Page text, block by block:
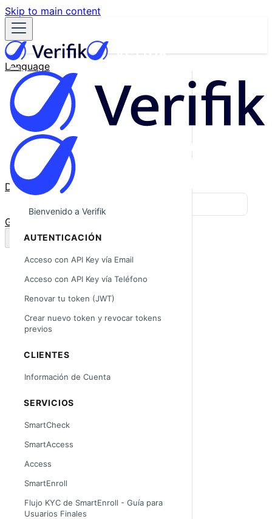
Skip to main content
Language
English
Español
Français
Português
한국어
日本語
中文
Docs
GitHub
Bienvenido a Verifik
AUTENTICACIÓN
Acceso con API Key vía Email
Acceso con API Key vía Teléfono
Renovar tu token (JWT)
Crear nuevo token y revocar tokens
previos
CLIENTES
Información de Cuenta
SERVICIOS
SmartCheck
SmartAccess
Access
SmartEnroll
Flujo KYC de SmartEnroll - Guía para
Usuarios Finales